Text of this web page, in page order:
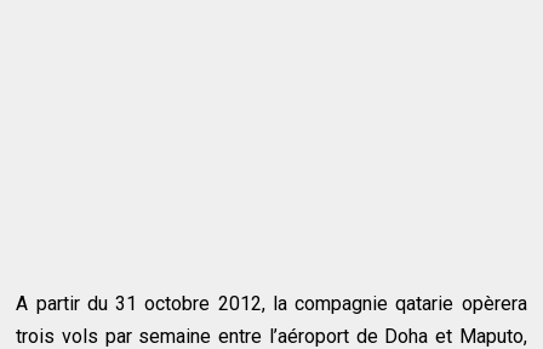
A partir du 31 octobre 2012, la compagnie qatarie opèrera
trois vols par semaine entre l’aéroport de Doha et Maputo,